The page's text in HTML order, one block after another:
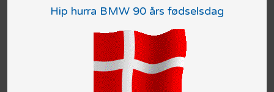
Hip hurra BMW 90 års fødselsdag